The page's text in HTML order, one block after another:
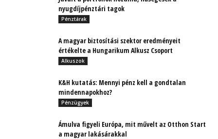
nyugdíjpénztári tagok
Pénztárak
A magyar biztosítási szektor eredményeit
értékelte a Hungarikum Alkusz Csoport
Alkuszok
K&H kutatás: Mennyi pénz kell a gondtalan
mindennapokhoz?
Pénzügyek
Ámulva figyeli Európa, mit művelt az Otthon Start
a magyar lakásárakkal